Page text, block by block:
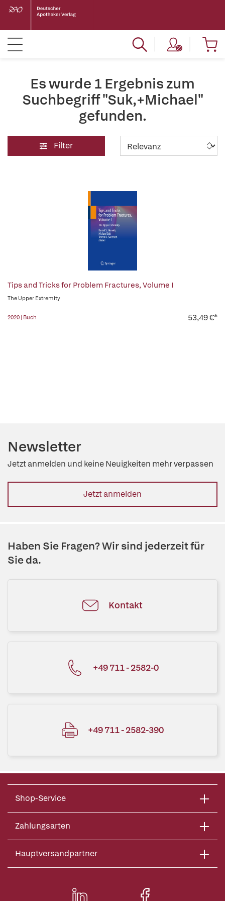
Es wurde 1 Ergebnis zum
Suchbegriff "Suk,+Michael"
gefunden.
Filter
Tips and Tricks for Problem Fractures, Volume I
The Upper Extremity
2020 | Buch 53,49 €*
Newsletter
Jetzt anmelden und keine Neuigkeiten mehr verpassen
Jetzt anmelden
Haben Sie Fragen? Wir sind jederzeit für
Sie da.
Kontakt
+49 711 - 2582-0
+49 711 - 2582-390
Shop-Service
Zahlungsarten
Hauptversandpartner